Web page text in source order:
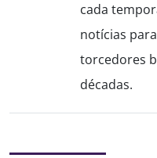
cada
notícias
torcedores
décadas.